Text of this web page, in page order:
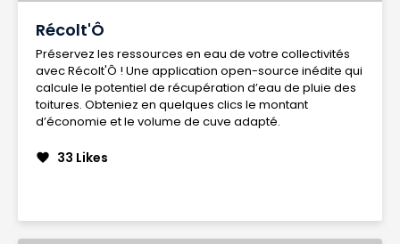
Récolt'Ô
Préservez les ressources en eau de votre collectivités
avec Récolt'Ô ! Une application open-source inédite qui
calcule le potentiel de récupération d’eau de pluie des
toitures. Obteniez en quelques clics le montant
d’économie et le volume de cuve adapté.
favorite 33 Likes